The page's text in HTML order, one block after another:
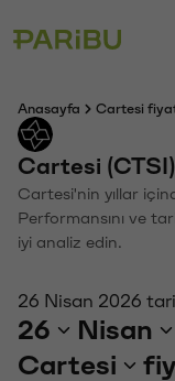
Anasayfa Cartesi
Cartesi
Cartesi'nin yıllar
Performansını ve
iyi analiz edin.
26 Nisan 2026
26 Nisan
Cartesi